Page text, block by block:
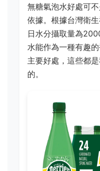
無糖氣泡水好處可
依據。根據台灣衛
日水分攝取量為
水能作為一種有趣
主要好處，這些都
的。